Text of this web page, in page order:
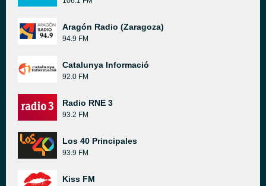
Aragón Radio (Zaragoza)
94.9 FM
Catalunya Informació
92.0 FM
Radio RNE 3
93.2 FM
Los 40 Principales
93.9 FM
Kiss FM